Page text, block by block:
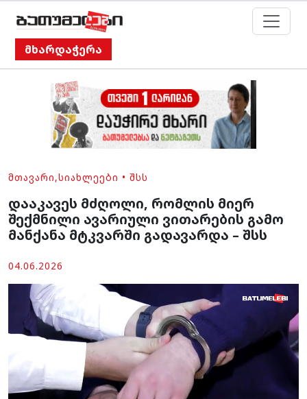
მხარდაჭერა
ᲛᲗᲐᲕᲐᲠᲘ,ᲡᲘᲐᲮᲚᲔᲔᲑᲘ • ᲨᲡᲡ
დააკავეს მძღოლი, რომლის მიერ
შექმნილი ავარიული ვითარების გამო
მანქანა მტკვარში გადავარდა – შსს
04.06.2026